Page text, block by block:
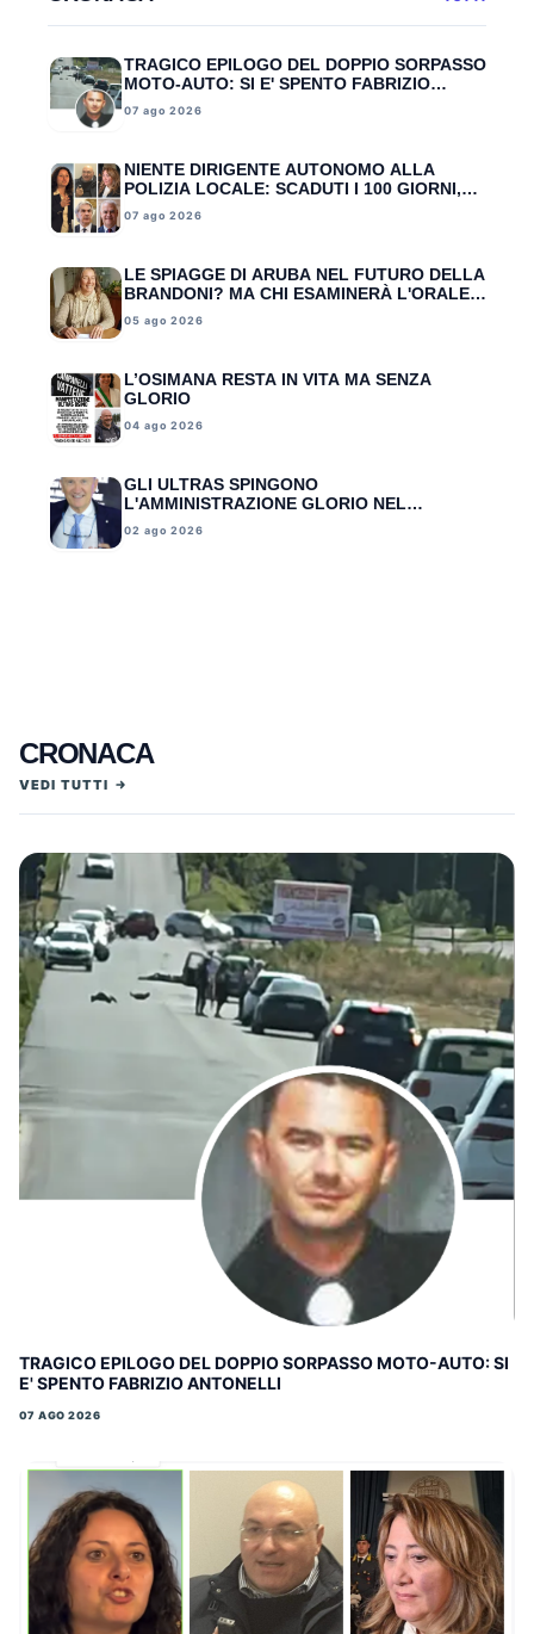
TRAGICO EPILOGO DEL DOPPIO SORPASSO
MOTO-AUTO: SI E' SPENTO FABRIZIO
ANTONELLI
07 ago 2026
NIENTE DIRIGENTE AUTONOMO ALLA
POLIZIA LOCALE: SCADUTI I 100 GIORNI,
L’UGL TRASCINA GLORIO DAVANTI A
MINISTERO E MAGISTRATURA CONTABILE
07 ago 2026
LE SPIAGGE DI ARUBA NEL FUTURO DELLA
BRANDONI? MA CHI ESAMINERÀ L'ORALE
DELLA DIRIGENTE SCOLASTICA?
05 ago 2026
L’OSIMANA RESTA IN VITA MA SENZA
GLORIO
04 ago 2026
GLI ULTRAS SPINGONO
L'AMMINISTRAZIONE GLORIO NEL
PALLONE: CAMPANELLI OBBLIGATO A
RESTARE PRESIDENTE MA SENZA
02 ago 2026
CRONACA
VEDI TUTTI
TRAGICO EPILOGO DEL DOPPIO SORPASSO MOTO-AUTO: SI
E' SPENTO FABRIZIO ANTONELLI
07 AGO 2026